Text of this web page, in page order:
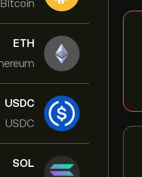
Bitcoin
ETH
USDC
USDC
SOL